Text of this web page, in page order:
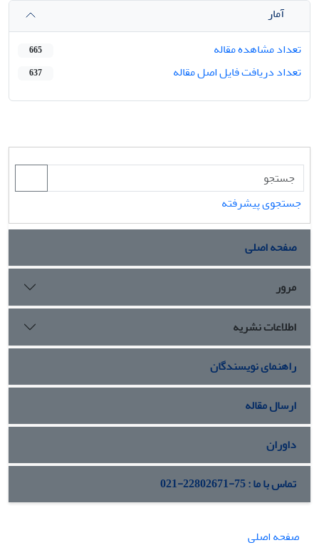
آمار
تعداد مشاهده مقاله
665
تعداد دریافت فایل اصل مقاله 637
جستجوی پیشرفته
صفحه اصلی
مرور
اطلاعات نشریه
راهنمای نویسندگان
ارسال مقاله
داوران
تماس با ما : 75-22802671-021
صفحه اصلی